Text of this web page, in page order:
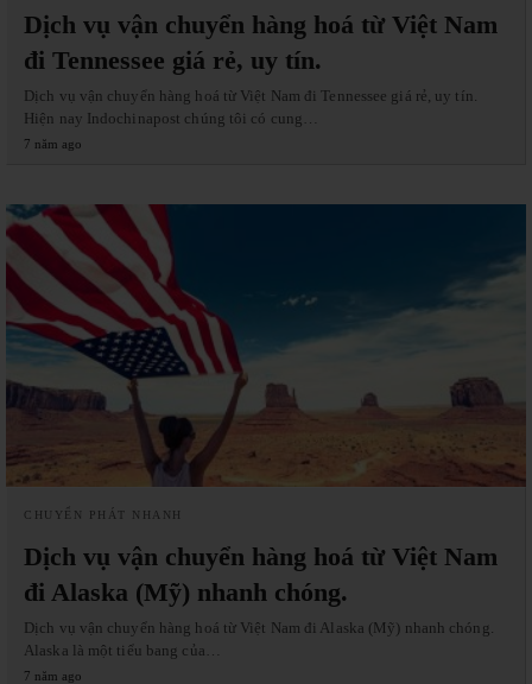
Dịch vụ vận chuyển hàng hoá từ Việt Nam
đi Tennessee giá rẻ, uy tín.
Dịch vụ vận chuyển hàng hoá từ Việt Nam đi Tennessee giá rẻ, uy tín.
Hiện nay Indochinapost chúng tôi có cung…
7 năm ago
CHUYỂN PHÁT NHANH
Dịch vụ vận chuyển hàng hoá từ Việt Nam
đi Alaska (Mỹ) nhanh chóng.
Dịch vụ vận chuyển hàng hoá từ Việt Nam đi Alaska (Mỹ) nhanh chóng.
Alaska là một tiểu bang của…
7 năm ago